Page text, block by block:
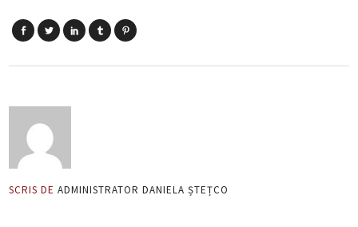
SCRIS DE ADMINISTRATOR DANIELA ȘTEȚCO